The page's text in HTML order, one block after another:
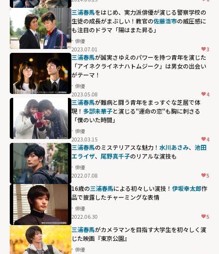
三浦春馬をはじめ、実力派俳優が演じる警察学校の
生徒の成長がまぶしい！教官の佐藤浩市の威圧感に
も注目のドラマ「陽はまた昇る」
俳優
2023.07.01
3
三浦春馬が誠実さゆえのパワーを持つ青年を演じた
「アイネクライネナハトムジーク」は男女の出会い
がテーマ！
俳優
2023.05.08
4
三浦春馬が難病と闘う青年をまっすぐな芝居で体
現！ 多部未華子と演じる"運命の恋"も胸に刺さる
「僕のいた時間」
俳優
2023.03.15
4
三浦春馬のミステリアスな魅力！ 水川あさみ、 池田
エライザ、 尾野真千子のリアルな演技も
俳優
2022.07.08
5
16歳の三浦春馬による初々しい演技！ 伊坂幸太郎作
品で披露したチャーミングな表情
俳優
2022.06.30
5
三浦春馬がカメラマンを目指す大学生を初々しく演
じた映画『東京公園』
俳優